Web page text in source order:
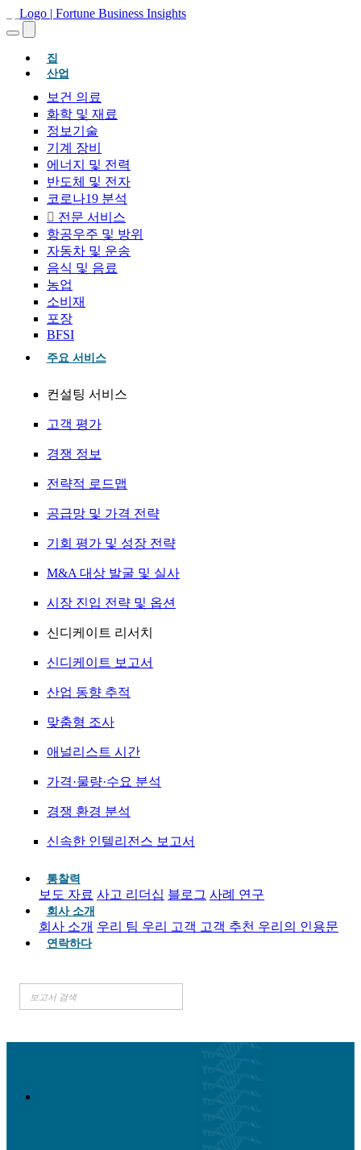
집(현재의)
산업
보건 의료
화학 및 재료
정보기술
기계 장비
에너지 및 전력
반도체 및 전자
코로나19 분석
전문 서비스
항공우주 및 방위
자동차 및 운송
음식 및 음료
농업
소비재
포장
BFSI
주요 서비스
컨설팅 서비스
고객 평가
경쟁 정보
전략적 로드맵
공급망 및 가격 전략
기회 평가 및 성장 전략
M&A 대상 발굴 및 실사
시장 진입 전략 및 옵션
신디케이트 리서치
신디케이트 보고서
산업 동향 추적
맞춤형 조사
애널리스트 시간
가격·물량·수요 분석
경쟁 환경 분석
신속한 인텔리전스 보고서
통찰력
보도 자료 사고 리더십 블로그 사례 연구
회사 소개
회사 소개 우리 팀 우리 고객 고객 추천 우리의 인용문
연락하다